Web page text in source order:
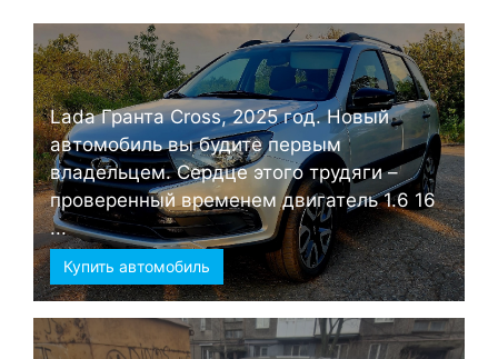
Lada Гранта Cross, 2025 год. Новый
автомобиль вы будите первым
владельцем. Сердце этого трудяги –
проверенный временем двигатель 1.6 16
...
Купить автомобиль